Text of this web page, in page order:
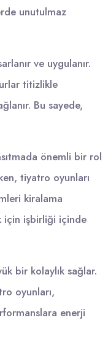
unutulmaz
ve uygulanır.
titizlikle
Bu sayede,
önemli bir rol
tiyatro oyunları
kiralama
için işbirliği içinde
bir kolaylık sağlar.
oyunları,
enerji